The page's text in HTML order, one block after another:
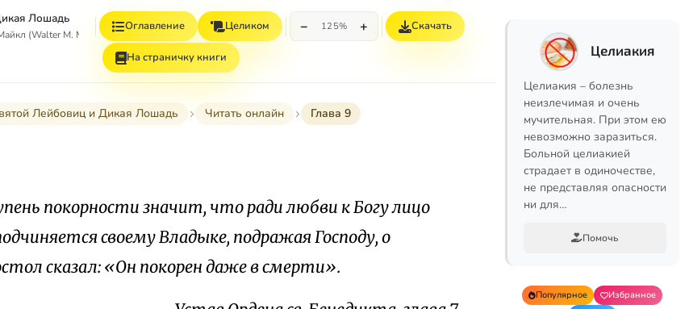
Лошадь
(Walter M. Miller, Jr.)
Оглавление Целиком − 125% + Скачать
На страничку книги
Лейбовиц и Дикая Лошадь Читать онлайн Глава 9
покорности значит, что ради любви к Богу лицо
своему Владыке, подражая Господу, о
сказал: «Он покорен даже в смерти».
Целиакия
Целиакия – болезнь
неизлечимая и очень
мучительная. При этом ею
невозможно заразиться.
Больной целиакией
страдает в одиночестве,
не представляя опасности
ни для…
Помочь
Популярное
Избранное